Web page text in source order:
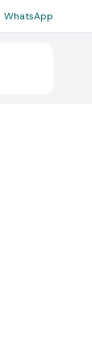
WhatsApp